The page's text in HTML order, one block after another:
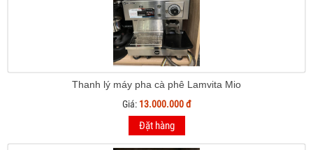
Thanh lý máy pha cà phê Lamvita Mio
Giá: 13.000.000 đ
Đặt hàng